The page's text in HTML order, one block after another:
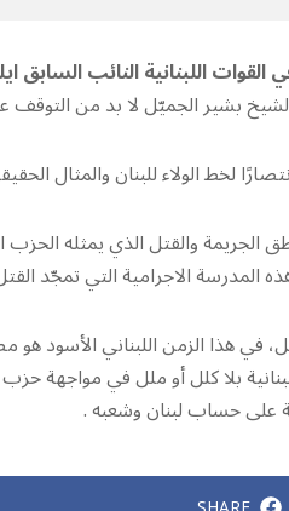
القوات اللبنانية النائب
بشير الجميّل لا بد من التوقف
لخط الولاء للبنان والمثال
الجريمة والقتل الذي يمثله
الاجرامية التي تمجّد
في هذا الزمن اللبناني الأسود
بلا كلل أو ملل في مواجهة
على حساب لبنان وشعبه .